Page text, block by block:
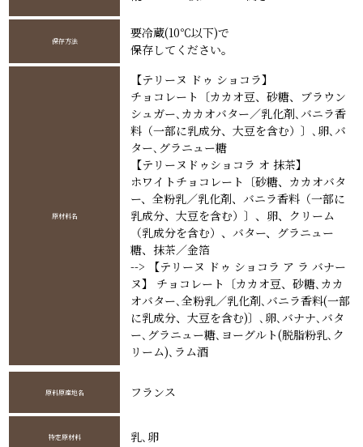
保存方法
要冷蔵(10℃以下)で
保存してください。
原材料名
【テリーヌ ドゥ ショコラ】
チョコレート〔カカオ豆、砂糖、ブラウン
シュガー､カカオバター／乳化剤､バニラ香
料（一部に乳成分、大豆を含む）〕､卵､バ
ター､グラニュー糖
【テリーヌドゥショコラ オ 抹茶】
ホワイトチョコレート〔砂糖、カカオバタ
ー、全粉乳／乳化剤、バニラ香料（一部に
乳成分、大豆を含む）〕、卵、クリーム
（乳成分を含む）、バター、グラニュー
糖、抹茶／金箔
-->
【テリーヌ ドゥ ショコラ ア ラ バナー
ヌ】 チョコレート〔カカオ豆、砂糖､カカ
オバター､全粉乳／乳化剤､バニラ香料(一部
に乳成分、大豆を含む)〕､卵､バナナ､バタ
ー､グラニュー糖､ヨーグルト(脱脂粉乳､ク
リーム)､ラム酒
原料原産地名 フランス
特定原材料 乳､卵